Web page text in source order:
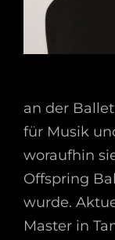
an der
für Musik
woraufhin
Offspring
wurde.
Master in